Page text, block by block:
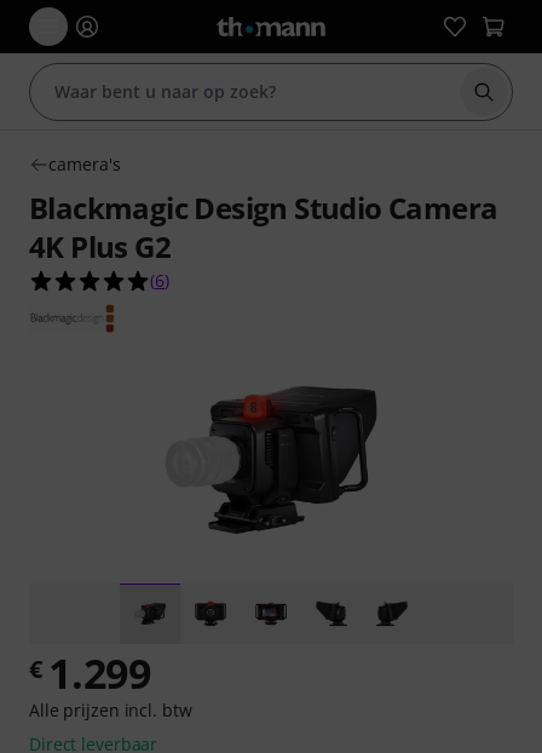
Zoek
camera's
Blackmagic Design Studio Camera
4K Plus G2
5.0 van de 5 sterren van 6 klantbeoordelingen
(6)
€ 1.299
Alle prijzen incl. btw
Direct leverbaar